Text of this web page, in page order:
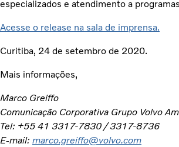
especializados e atendimento a
Acesse o release na sala de imprensa.
Curitiba, 24 de setembro de 2020.
Mais informações,
Marco Greiffo
Comunicação Corporativa Grupo Volvo
Tel: +55 41 3317-7830 / 3317-8736
E-mail: marco.greiffo@volvo.com